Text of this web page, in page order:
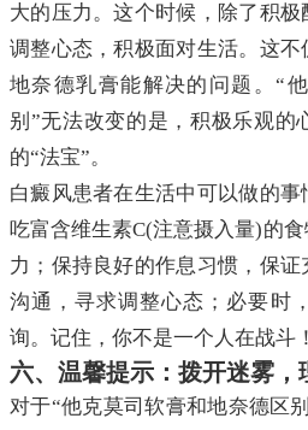
大的压力。这个时候，除了积
调整心态，积极面对生活。这
地奈德乳膏能解决的问题。“
别”无法改变的是，积极乐观的
的“法宝”。
白癜风患者在生活中可以做的
吃富含维生素C(注意摄入量)的
力；保持良好的作息习惯，保
沟通，寻求调整心态；必要时
询。记住，你不是一个人在战斗！
六、温馨提示：拨开迷雾，
对于“他克莫司软膏和地奈德区